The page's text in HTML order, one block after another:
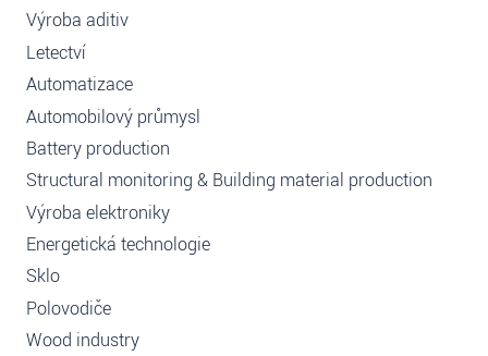
Výroba aditiv
Letectví
Automatizace
Automobilový průmysl
Battery production
Structural monitoring & Building material production
Výroba elektroniky
Energetická technologie
Sklo
Polovodiče
Wood industry